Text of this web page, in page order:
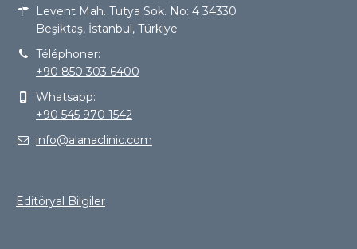
Levent Mah. Tutya Sok. No: 4 34330
Beşiktaş, İstanbul, Türkiye
Téléphoner:
+90 850 303 6400
Whatsapp:
+90 545 970 1542
info@alanaclinic.com
Editöryal Bilgiler